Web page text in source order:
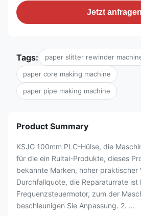
Jetzt anfragen
Tags: paper slitter rewinder
paper core making machine
paper pipe making machine
Product Summary
KSJG 100mm PLC-Hülse, die
für die ein Ruitai-Produkte, dieses
bekannte Marken, hoher praktischer
Durchfallquote, die Reparaturrate ist
Frequenzsteuermotor, zum der
beschleunigen Sie Anpassung. 2. ...